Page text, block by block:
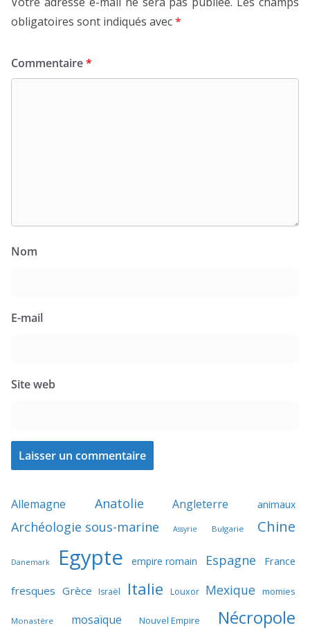
obligatoires sont indiqués avec*
Commentaire*
Nom
E-mail
Site web
Allemagne Anatolie Angleterre animaux
Archéologie sous-marine Assyrie Bulgarie Chine
Danemark Egypte empire romain Espagne France
fresques Grèce Israël Italie Louxor Mexique momies
Monastère mosaïque Nouvel Empire Nécropole